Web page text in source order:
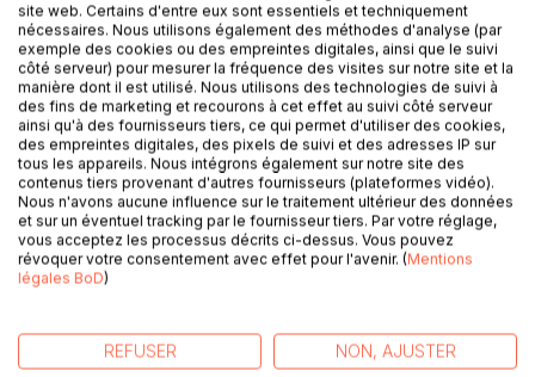
Laurène reçoit un jour une magnifique déclaration d'amour
anonyme, où l'auteur mystérieux lui dévoile les
merveilleuses qualités qu'il lui trouve. Elle est
bouleversée... Mais l'identité de son admirateur secret lui
est totalement inconnue et les quelques indices qu'il lui
laisse sont bien incompréhensibles pour elle. Est-ce que
ça pourrait être Miguel, le bel espagnol toujours
enthousiaste de la boulangerie ? Adrien, son voisin écolo ?
L'un de ses collègues, Julien, Sébastien ou Nicolas ? Peut-
être l'un des architectes du bureau voisin ? Ou encore un
commerçant d'une des boutiques de la ville ? Mon Dieu,
Camille, elle va mener l'enquête à travers les vieilles rues
de la magnifique cité d'Albi en Occitanie...
site web. Certains d'entre eux sont essentiels et techniquement
nécessaires. Nous utilisons également des méthodes d'analyse (par
exemple des cookies ou des empreintes digitales, ainsi que le suivi
côté serveur) pour mesurer la fréquence des visites sur notre site et la
manière dont il est utilisé. Nous utilisons des technologies de suivi à
des fins de marketing et recourons à cet effet au suivi côté serveur
ainsi qu'à des fournisseurs tiers, ce qui permet d'utiliser des cookies,
des empreintes digitales, des pixels de suivi et des adresses IP sur
tous les appareils. Nous intégrons également sur notre site des
contenus tiers provenant d'autres fournisseurs (plateformes vidéo).
Nous n'avons aucune influence sur le traitement ultérieur des données
et sur un éventuel tracking par le fournisseur tiers. Par votre réglage,
vous acceptez les processus décrits ci-dessus. Vous pouvez
révoquer votre consentement avec effet pour l'avenir. (Mentions
légales BoD)
REFUSER NON, AJUSTER